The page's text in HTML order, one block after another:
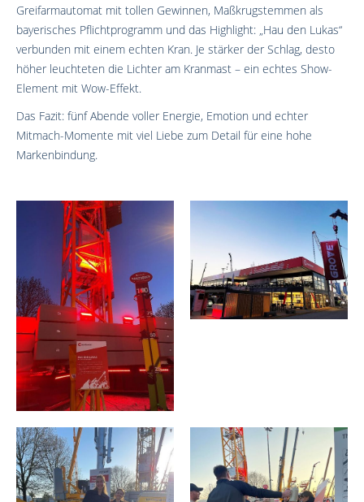
Greifarmautomat mit tollen Gewinnen, Maßkrugstemmen als
bayerisches Pflichtprogramm und das Highlight: „Hau den Lukas“
verbunden mit einem echten Kran. Je stärker der Schlag, desto
höher leuchteten die Lichter am Kranmast – ein echtes Show-
Element mit Wow-Effekt.
Das Fazit: fünf Abende voller Energie, Emotion und echter
Mitmach-Momente mit viel Liebe zum Detail für eine hohe
Markenbindung.